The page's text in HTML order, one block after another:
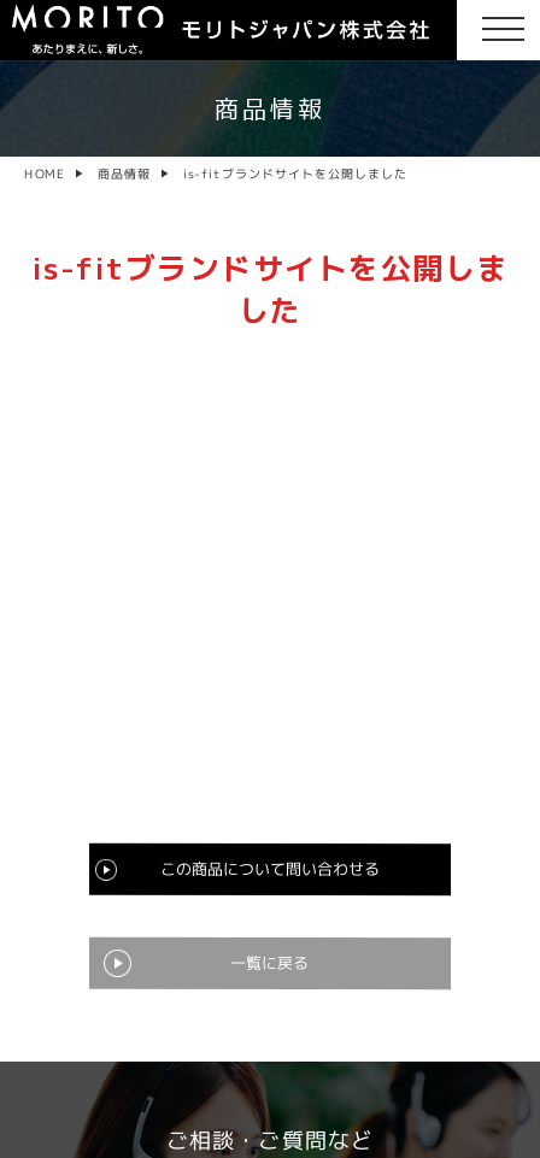
商品情報
HOME 商品情報 is-fitブランドサイトを公開しました
is-fitブランドサイトを公開しま
した
この商品について問い合わせる
一覧に戻る
ご相談・ご質問など